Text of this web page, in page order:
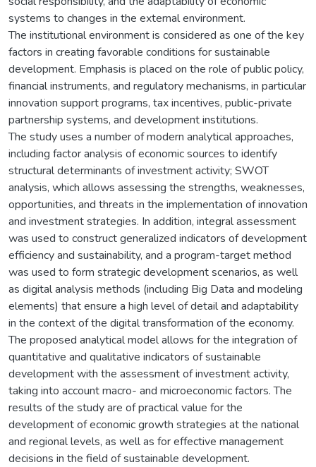
systems to changes in the external environment.
The institutional environment is considered as one of the key
factors in creating favorable conditions for sustainable
development. Emphasis is placed on the role of public policy,
financial instruments, and regulatory mechanisms, in particular
innovation support programs, tax incentives, public-private
partnership systems, and development institutions.
The study uses a number of modern analytical approaches,
including factor analysis of economic sources to identify
structural determinants of investment activity; SWOT
analysis, which allows assessing the strengths, weaknesses,
opportunities, and threats in the implementation of innovation
and investment strategies. In addition, integral assessment
was used to construct generalized indicators of development
efficiency and sustainability, and a program-target method
was used to form strategic development scenarios, as well
as digital analysis methods (including Big Data and modeling
elements) that ensure a high level of detail and adaptability
in the context of the digital transformation of the economy.
The proposed analytical model allows for the integration of
quantitative and qualitative indicators of sustainable
development with the assessment of investment activity,
taking into account macro- and microeconomic factors. The
results of the study are of practical value for the
development of economic growth strategies at the national
and regional levels, as well as for effective management
decisions in the field of sustainable development.